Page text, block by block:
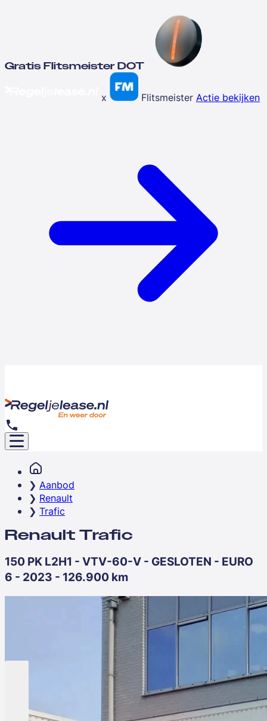
Gratis Flitsmeister DOT
x Flitsmeister Actie bekijken
Aanbod
Renault
Trafic
Renault Trafic
150 PK L2H1 - VTV-60-V - GESLOTEN - EURO
6 - 2023 - 126.900 km